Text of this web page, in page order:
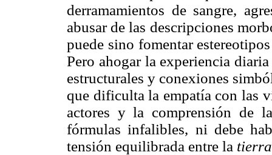
derramamientos de sangre,
abusar de las descripciones
puede sino fomentar
Pero ahogar la experiencia
estructurales y conexiones
que dificulta la empatía con las
actores y la comprensión de
fórmulas infalibles, ni debe
tensión equilibrada entre la